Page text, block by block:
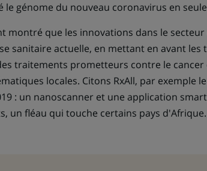
le génome du nouveau coronavirus en
montré que les innovations dans le
sanitaire actuelle, en mettant en avant les
traitements prometteurs contre le
locales. Citons RxAll, par exemple
: un nanoscanner et une application
un fléau qui touche certains pays d'Afrique.